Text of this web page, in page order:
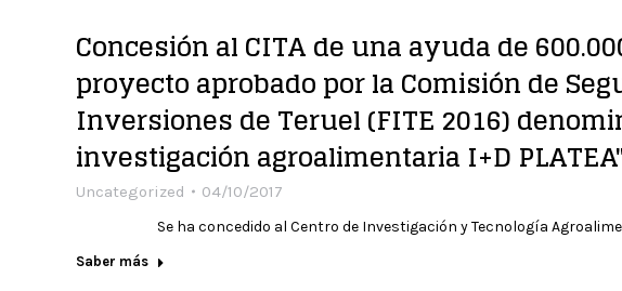
Concesión al CITA de una ayuda de
proyecto aprobado por la Comisión de
Inversiones de Teruel (FITE 2016)
investigación agroalimentaria I+D
Uncategorized 04/10/2017
Se ha concedido al Centro de Investigación y Tecnología
Saber más